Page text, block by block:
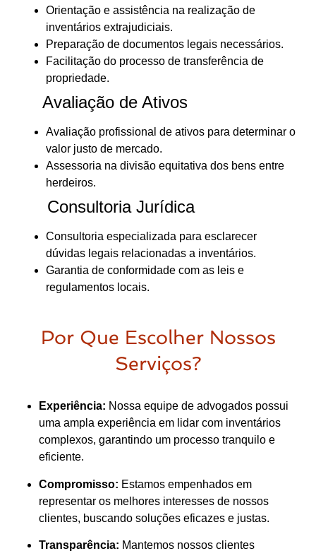
Orientação e assistência na realização de
inventários extrajudiciais.
Preparação de documentos legais necessários.
Facilitação do processo de transferência de
propriedade.
Avaliação de Ativos
Avaliação profissional de ativos para determinar o
valor justo de mercado.
Assessoria na divisão equitativa dos bens entre
herdeiros.
Consultoria Jurídica
Consultoria especializada para esclarecer
dúvidas legais relacionadas a inventários.
Garantia de conformidade com as leis e
regulamentos locais.
Por Que Escolher Nossos
Serviços?
Experiência: Nossa equipe de advogados possui
uma ampla experiência em lidar com inventários
complexos, garantindo um processo tranquilo e
eficiente.
Compromisso: Estamos empenhados em
representar os melhores interesses de nossos
clientes, buscando soluções eficazes e justas.
Transparência: Mantemos nossos clientes